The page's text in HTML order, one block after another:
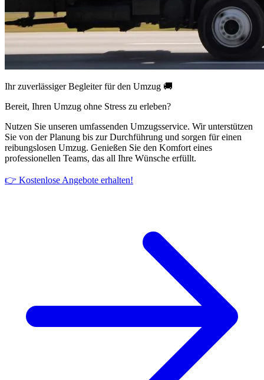
Ihr zuverlässiger Begleiter für den Umzug 🚚
Bereit, Ihren Umzug ohne Stress zu erleben?
Nutzen Sie unseren umfassenden Umzugsservice. Wir unterstützen
Sie von der Planung bis zur Durchführung und sorgen für einen
reibungslosen Umzug. Genießen Sie den Komfort eines
professionellen Teams, das all Ihre Wünsche erfüllt.
👉 Kostenlose Angebote erhalten!